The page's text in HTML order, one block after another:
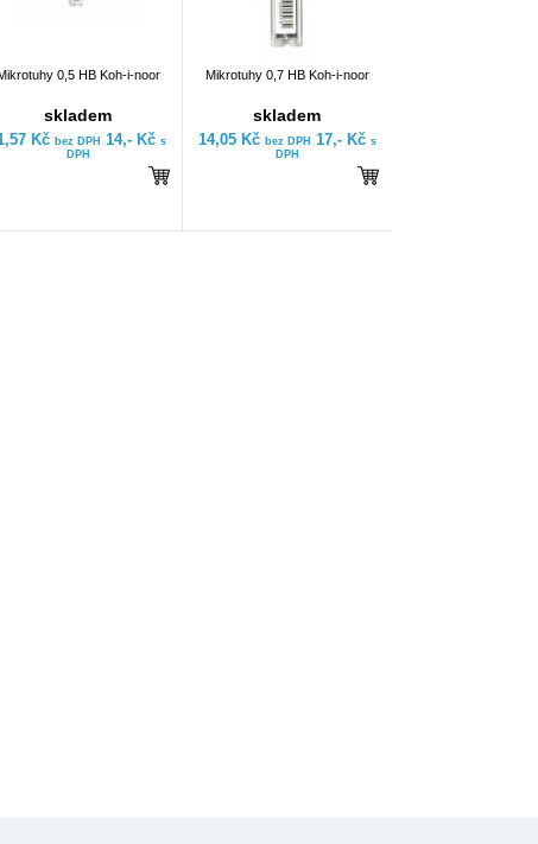
0,5 HB Koh-i-noor
skladem
Kč bez DPH 14,- Kč s
DPH
Mikrotuhy 0,7 HB Koh-i-noor
skladem
14,05 Kč bez DPH 17,- Kč s
DPH